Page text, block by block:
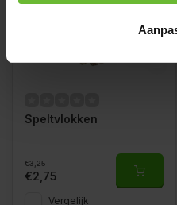
Speltvlokken
€3,25
€2,75
Vergelijk